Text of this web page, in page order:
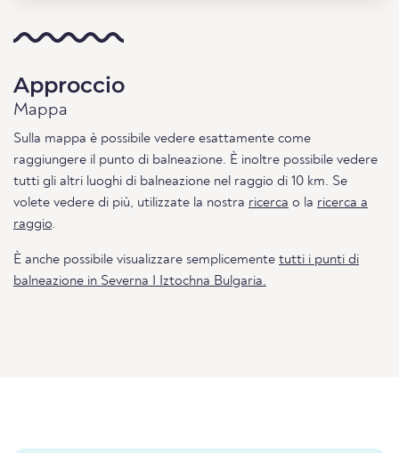
Approccio
Mappa
Sulla mappa è possibile vedere esattamente come
raggiungere il punto di balneazione. È inoltre possibile vedere
tutti gli altri luoghi di balneazione nel raggio di 10 km. Se
volete vedere di più, utilizzate la nostra ricerca o la ricerca a
raggio.
È anche possibile visualizzare semplicemente tutti i punti di
balneazione in Severna I Iztochna Bulgaria.